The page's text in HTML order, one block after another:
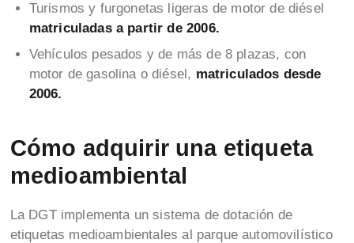
Turismos y furgonetas ligeras de motor de diésel
matriculadas a partir de 2006.
Vehículos pesados y de más de 8 plazas, con
motor de gasolina o diésel, matriculados desde
2006.
Cómo adquirir una etiqueta
medioambiental
La DGT implementa un sistema de dotación de
etiquetas medioambientales al parque automovilístico